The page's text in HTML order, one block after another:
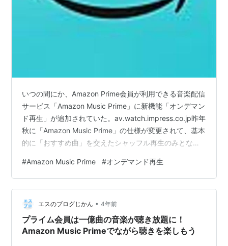
いつの間にか、Amazon Prime会員が利用できる音楽配信
サービス「Amazon Music Prime」に新機能「オンデマン
ド再生」が追加されていた。av.watch.impress.co.jp昨年
秋に「Amazon Music Prime」の仕様が変更されて、基本
的に「おすすめ曲」を交えたシャッフル再生のみとな
も少なくないだろう。alltag.hatenablog.jpこの仕様変更
はユーザーの間で不況だったのか、今回、ユーザーが作
成したプレイリスト（最低15曲・最大50曲）に曲を追加
することで、オンデマンド再生、オフライン再生、スキ
ップ…
#Amazon Music Prime #オンデマンド再生
エスのブログじかん • 4年前
プライム会員は一億曲の音楽が聴き放題に！
Amazon Music Primeでながら聴きを楽しもう